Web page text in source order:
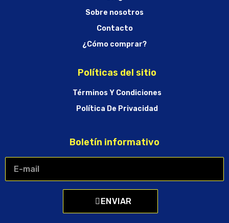
Sobre nosotros
Contacto
¿Cómo comprar?
Políticas del sitio
Términos Y Condiciones
Política De Privacidad
Boletín informativo
ENVIAR